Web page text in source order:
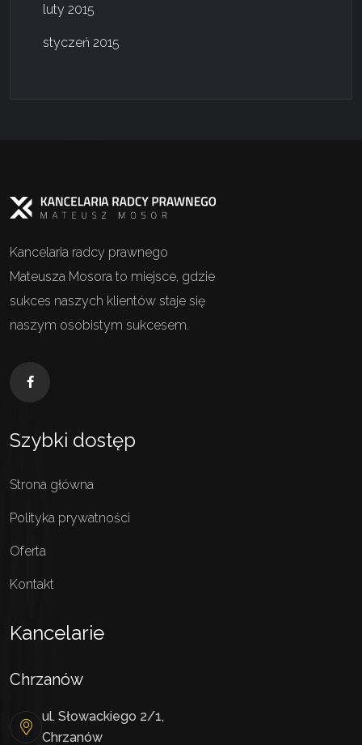
luty 2015
styczeń 2015
Kancelaria radcy prawnego
Mateusza Mosora to miejsce, gdzie
sukces naszych klientów staje się
naszym osobistym sukcesem.
Szybki dostęp
Strona główna
Polityka prywatności
Oferta
Kontakt
Kancelarie
Chrzanów
ul. Słowackiego 2/1,
Chrzanów